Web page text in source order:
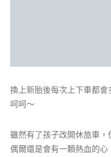
換上新胎後每次上下車都會
呵呵～
雖然有了孩子改開休旅車，
偶爾還是會有一顆熱血的心